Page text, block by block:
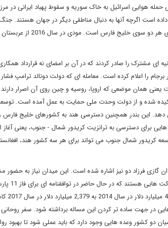
هوایی اسرائیل به خاک سوریه و سقوط پهباد ایرانی در
است اگرچه آنها به دنبال مناطقی دیگر در جهان هستند.
تقویت روابط تاریخی
ای مشترک را صادر کردند که در آن بر امضای نه قرارداد
را اعلام کرده است. معامله ای که دولت دونالد ترامپ
یعنی همان موضعی که اروپا، روسیه و چین روی آن اصرار
شده و از دولت وحدت ملی حمایت به عمل آمده است.
دهد. این بندر همچنین دسترسی هند به کشورهای خلیج فارس
برای دسترسی به ترانزیت کریدور شمال - جنوب، یعنی آغاز
کریدور شمال جنوب می تواند برای هر سه کشور هند،
گازی فرزاد دو نیز اشاره شده است. این میدان نیاز به
در جهت ساده تر کردن این مساله برداشته شود. سفر
دو کشور وعده هایی وجود دارد که باید عملی شود تا بهبود